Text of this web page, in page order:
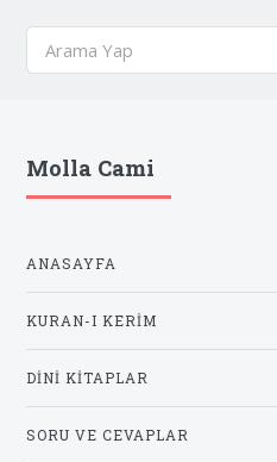
Molla Cami
ANASAYFA
KURAN-I KERIM
DINI KITAPLAR
SORU VE CEVAPLAR